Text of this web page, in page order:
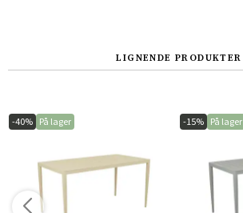
LIGNENDE PRODUKTER
-40% På lager -15% På lager